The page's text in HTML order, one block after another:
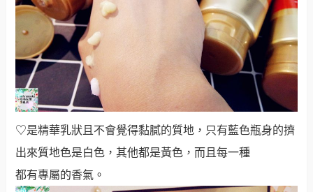
♡是精華乳狀且不會覺得黏膩的質地，只有藍色瓶身的擠
出來質地色是白色，其他都是黃色，而且每一種
都有專屬的香氣。